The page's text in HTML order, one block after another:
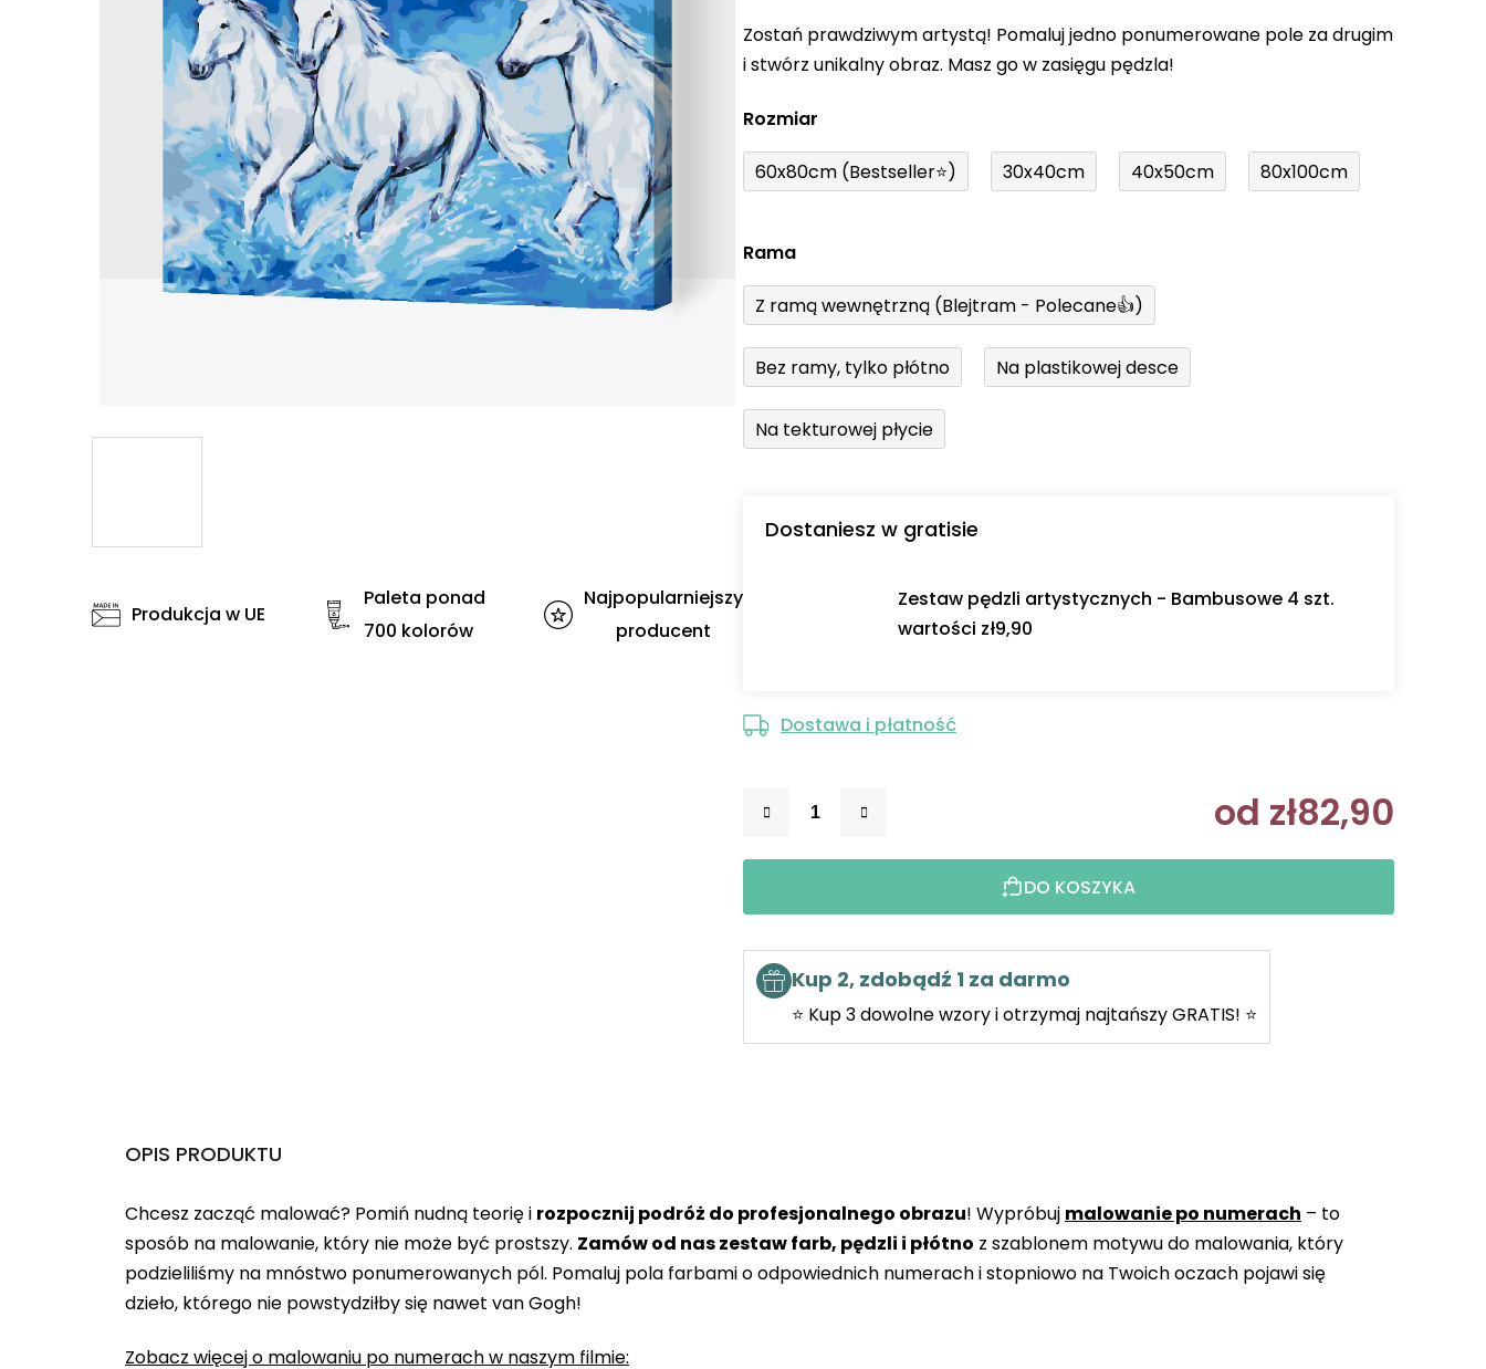
na
5
Zostań prawdziwym artystą! Pomaluj jedno ponumerowane pole za drugim
i stwórz unikalny obraz. Masz go w zasięgu pędzla!
Rozmiar
60x80cm (Bestseller⭐) 30x40cm 40x50cm 80x100cm
Rama
Z ramą wewnętrzną (Blejtram - Polecane👍)
Bez ramy, tylko płótno Na plastikowej desce
Na tekturowej płycie
Dostaniesz w gratisie
Zestaw pędzli artystycznych - Bambusowe 4 szt.
wartości zł9,90
Dostawa i płatność
od zł82,90
DO KOSZYKA
Kup 2, zdobądź 1 za darmo
⭐ Kup 3 dowolne wzory i otrzymaj najtańszy GRATIS! ⭐
Produkcja w UE
Paleta ponad
700 kolorów
Najpopularniejszy
producent
OPIS PRODUKTU
Chcesz zacząć malować? Pomiń nudną teorię i rozpocznij podróż do profesjonalnego obrazu! Wypróbuj malowanie po numerach – to
sposób na malowanie, który nie może być prostszy. Zamów od nas zestaw farb, pędzli i płótno z szablonem motywu do malowania, który
podzieliliśmy na mnóstwo ponumerowanych pól. Pomaluj pola farbami o odpowiednich numerach i stopniowo na Twoich oczach pojawi się
dzieło, którego nie powstydziłby się nawet van Gogh!
Zobacz więcej o malowaniu po numerach w naszym filmie: